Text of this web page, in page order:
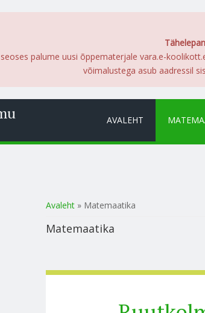
palume uusi õppematerjale vara.e-
võimalustega asub aadressil
AVALEHT
Sa oled siin
Avaleht » Matemaatika
Matemaatika